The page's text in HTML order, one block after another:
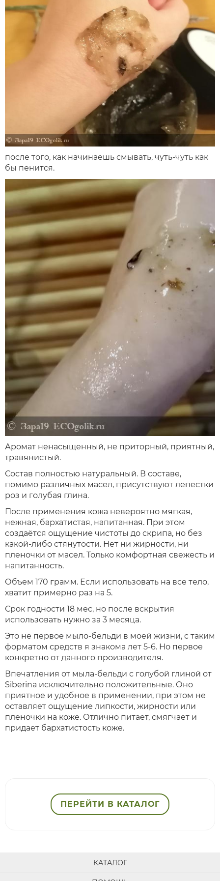
после того, как начинаешь смывать, чуть-чуть как
бы пенится.
Аромат ненасыщенный, не приторный, приятный,
травянистый.
Состав полностью натуральный. В составе,
помимо различных масел, присутствуют лепестки
роз и голубая глина.
После применения кожа невероятно мягкая,
нежная, бархатистая, напитанная. При этом
создаётся ощущение чистоты до скрипа, но без
какой-либо стянутости. Нет ни жирности, ни
пленочки от масел. Только комфортная свежесть и
напитанность.
Объем 170 грамм. Если использовать на все тело,
хватит примерно раз на 5.
Срок годности 18 мес, но после вскрытия
использовать нужно за 3 месяца.
Это не первое мыло-бельди в моей жизни, с таким
форматом средств я знакома лет 5-6. Но первое
конкретно от данного производителя.
Впечатления от мыла-бельди с голубой глиной от
Siberina исключительно положительные. Оно
приятное и удобное в применении, при этом не
оставляет ощущение липкости, жирности или
пленочки на коже. Отлично питает, смягчает и
придает бархатистость коже.
ПЕРЕЙТИ В КАТАЛОГ
КАТАЛОГ